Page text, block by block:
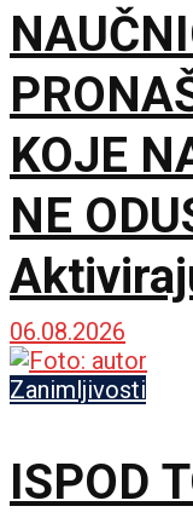
KOJE
NE
postane
06.08.2026
Zanimljivosti
ISPOD